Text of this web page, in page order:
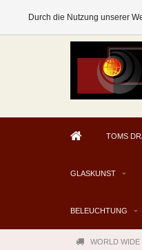
TOMS
GLASKUNST
BELEUCHTUNG
WORLD WIDE
Durch die Nutzung unserer